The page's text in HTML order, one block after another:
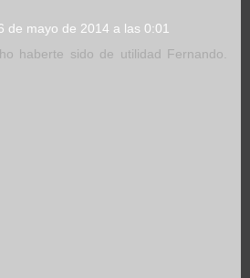
de mayo de 2014 a las 0:01
haberte sido de utilidad Fernando.